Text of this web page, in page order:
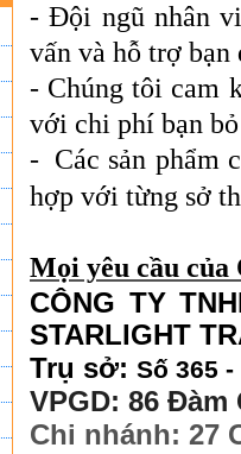
- Đội ngũ nhân
vấn và hỗ trợ
- Chúng tôi cam
với chi phí bạn
- Các sản phẩm
hợp với từng sở
Mọi yêu cầu
CÔNG TY
STARLIGHT
Trụ sở: Số 365
VPGD: 86
Chi nhánh: 27